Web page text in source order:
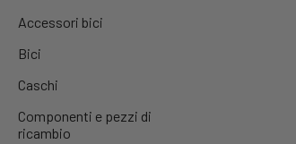
Accessori bici
Bici
Caschi
Componenti e pezzi di
ricambio